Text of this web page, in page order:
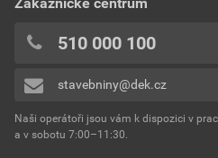
510 000 100
stavebniny@dek.cz
Naši operátoři jsou vám k dispozici v
a v sobotu 7:00–11:30.